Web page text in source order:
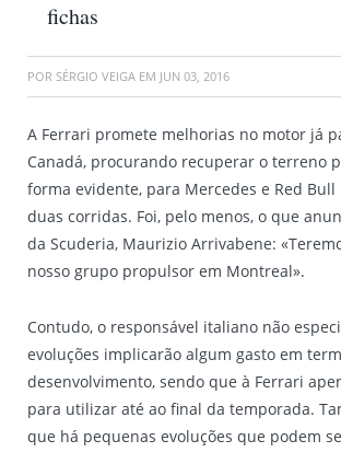
fichas
POR SÉRGIO VEIGA EM JUN 03, 2016
A Ferrari promete melhorias no motor já
Canadá, procurando recuperar o terreno
forma evidente, para Mercedes e Red
duas corridas. Foi, pelo menos, o que
da Scuderia, Maurizio Arrivabene:
nosso grupo propulsor em Montreal».
Contudo, o responsável italiano não
evoluções implicarão algum gasto em
desenvolvimento, sendo que à Ferrari
para utilizar até ao final da temporada.
que há pequenas evoluções que podem